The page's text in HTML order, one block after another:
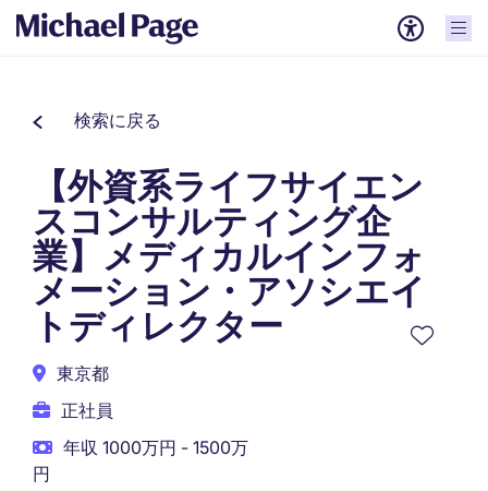
検索に戻る
【外資系ライフサイエン
スコンサルティング企
業】メディカルインフォ
メーション・アソシエイ
トディレクター
東京都
正社員
年収 1000万円 - 1500万
円